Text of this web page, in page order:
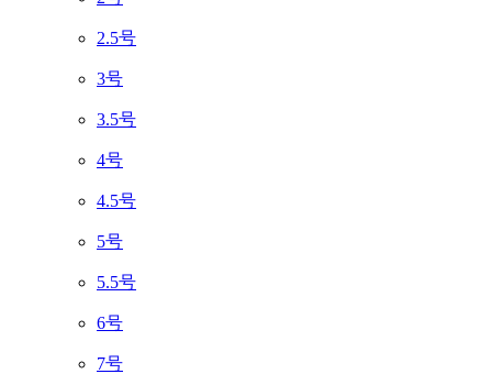
2.5号
3号
3.5号
4号
4.5号
5号
5.5号
6号
7号